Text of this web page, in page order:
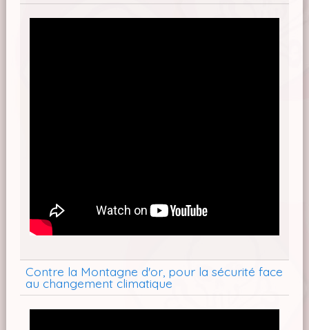
Contre la Montagne d'or, pour la sécurité face
au changement climatique